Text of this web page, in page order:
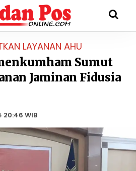
LAYANAN AHU
Sumut
Jaminan Fidusia
20:46 WIB